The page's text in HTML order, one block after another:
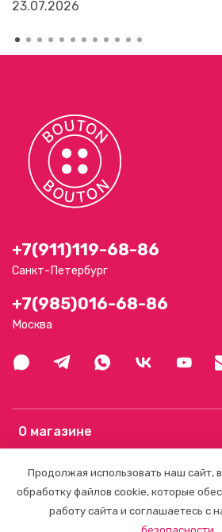
23.07.2026
О магазине
Клиентам
+7(911)119-68-86
Санкт-Петербург
+7(985)016-68-86
Москва
Продолжая использовать наш сайт,
обработку файлов cookie, которые
работу сайта и соглашаетесь с